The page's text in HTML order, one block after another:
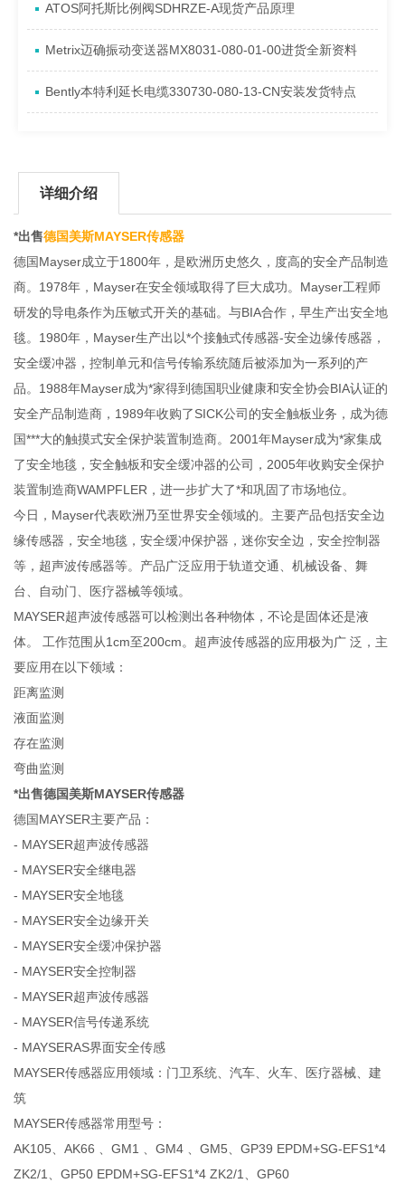
ATOS阿托斯比例阀SDHRZE-A现货产品原理
Metrix迈确振动变送器MX8031-080-01-00进货全新资料
Bently本特利延长电缆330730-080-13-CN安装发货特点
详细介绍
*出售德国美斯MAYSER传感器
德国Mayser成立于1800年，是欧洲历史悠久，度高的安全产品制造
商。1978年，Mayser在安全领域取得了巨大成功。Mayser工程师
研发的导电条作为压敏式开关的基础。与BIA合作，早生产出安全地
毯。1980年，Mayser生产出以*个接触式传感器-安全边缘传感器，
安全缓冲器，控制单元和信号传输系统随后被添加为一系列的产
品。1988年Mayser成为*家得到德国职业健康和安全协会BIA认证的
安全产品制造商，1989年收购了SICK公司的安全触板业务，成为德
国***大的触摸式安全保护装置制造商。2001年Mayser成为*家集成
了安全地毯，安全触板和安全缓冲器的公司，2005年收购安全保护
装置制造商WAMPFLER，进一步扩大了*和巩固了市场地位。
今日，Mayser代表欧洲乃至世界安全领域的。主要产品包括安全边
缘传感器，安全地毯，安全缓冲保护器，迷你安全边，安全控制器
等，超声波传感器等。产品广泛应用于轨道交通、机械设备、舞
台、自动门、医疗器械等领域。
MAYSER超声波传感器可以检测出各种物体，不论是固体还是液
体。 工作范围从1cm至200cm。超声波传感器的应用极为广 泛，主
要应用在以下领域：
距离监测
液面监测
存在监测
弯曲监测
*出售德国美斯MAYSER传感器
德国MAYSER主要产品：
- MAYSER超声波传感器
- MAYSER安全继电器
- MAYSER安全地毯
- MAYSER安全边缘开关
- MAYSER安全缓冲保护器
- MAYSER安全控制器
- MAYSER超声波传感器
- MAYSER信号传递系统
- MAYSERAS界面安全传感
MAYSER传感器应用领域：门卫系统、汽车、火车、医疗器械、建
筑
MAYSER传感器常用型号：
AK105、AK66 、GM1 、GM4 、GM5、GP39 EPDM+SG-EFS1*4
ZK2/1、GP50 EPDM+SG-EFS1*4 ZK2/1、GP60